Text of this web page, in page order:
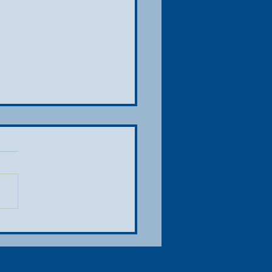
du Grand Prix de Belgique
1 Moët & Chandon est